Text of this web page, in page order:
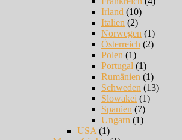
Irland (10)
Italien (2)
Norwegen (1)
Österreich (2)
Polen (1)
Portugal (1)
Rumänien (1)
Schweden (13)
Slowakei (1)
Spanien (7)
Ungarn (1)
USA (1)